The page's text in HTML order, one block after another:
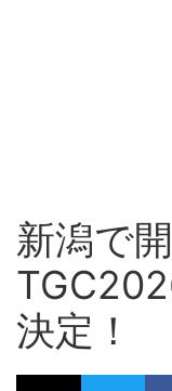
新潟で
決定！